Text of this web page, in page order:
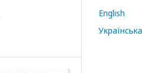
English
Українська